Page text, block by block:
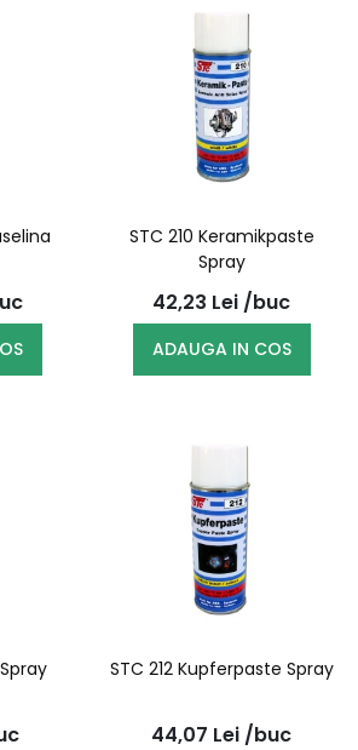
STC 210 Keramikpaste
Spray
42,23 Lei /buc
ADAUGA IN COS
STC 212 Kupferpaste Spray
44,07 Lei /buc